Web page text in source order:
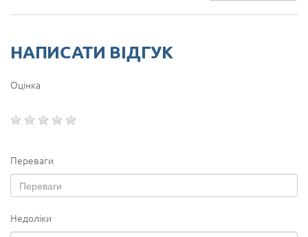
НАПИСАТИ ВІДГУК
Оцінка
Переваги
Недоліки